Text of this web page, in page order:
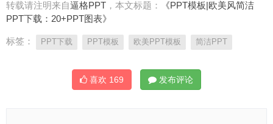
转载请注明来自逼格PPT ，本文标题：
《PPT模板|欧美风简洁
PPT下载：20+PPT图表》
标签： PPT下载 PPT模板 欧美PPT模板 简洁PPT
喜欢 169 发布评论